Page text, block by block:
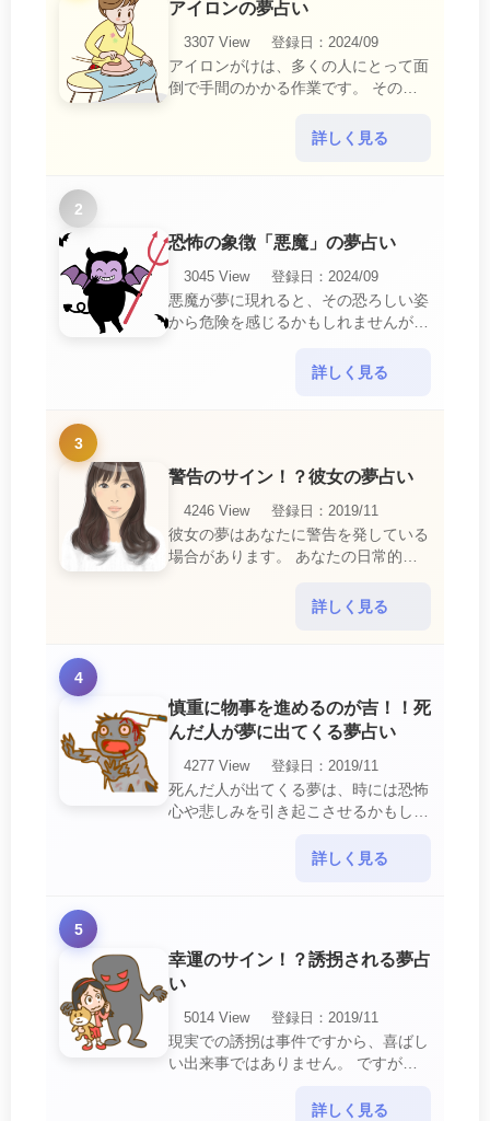
アイロンの夢占い
3307 View
登録日：2024/09
アイロンがけは、多くの人にとって面
倒で手間のかかる作業です。 そのた
中で感じるわずらわしさやストレスか
詳しく見る
2
恐怖の象徴「悪魔」の夢占い
3045 View
登録日：2024/09
悪魔が夢に現れると、その恐ろしい姿
から危険を感じるかもしれませんが、
詳しく見る
3
警告のサイン！？彼女の夢占い
4246 View
登録日：2019/11
彼女の夢はあなたに警告を発している
場合があります。 あなたの日常的な
詳しく見る
4
慎重に物事を進めるのが吉！！死
んだ人が夢に出てくる夢占い
4277 View
登録日：2019/11
死んだ人が出てくる夢は、時には恐怖
心や悲しみを引き起こさせるかもしれ
意して欲しいメッセージや警告を伝え
詳しく見る
5
幸運のサイン！？誘拐される夢占
い
5014 View
登録日：2019/11
現実での誘拐は事件ですから、喜ばし
い出来事ではありません。 ですが、
詳しく見る